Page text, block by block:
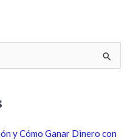
y Cómo Ganar Dinero con